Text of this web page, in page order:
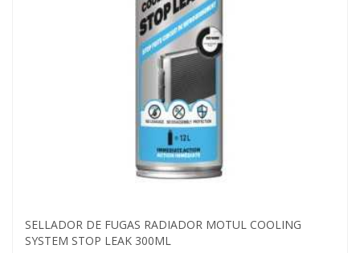
SELLADOR DE FUGAS RADIADOR MOTUL COOLING
SYSTEM STOP LEAK 300ML